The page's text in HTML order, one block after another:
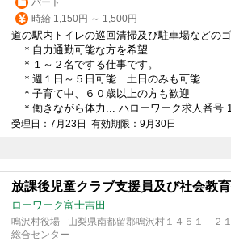
パート
時給 1,150円 ～ 1,500円
道の駅内トイレの巡回清掃及び駐車場などの
＊自力通勤可能な方を希望
＊１～２名でする仕事です。
＊週１日～５日可能 土日のみも可能
＊子育て中、６０歳以上の方も歓迎
＊働きながら体力... ハローワーク求人番号
受理日：7月23日 有効期限：9月30日
放課後児童クラブ支援員及び社会教
ローワーク富士吉田
鳴沢村役場 - 山梨県南都留郡鳴沢村１４５１－２１
総合センター